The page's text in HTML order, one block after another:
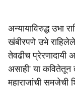
अन्यायाविरुद्ध उभा
खंबीरपणे उभे
तेवढीच
असाही' या कवितेतून
महाराजांची